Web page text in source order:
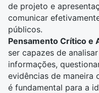
de projeto e
comunicar
públicos.
Pensamento Crítico e
ser capazes de
informações,
evidências de maneira
é fundamental para a